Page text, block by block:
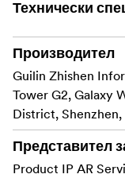
температура и
контроли.
С включен режим
да бъдат
Например като
Технически
Производител
Guilin Zhishen
Tower G2, Galaxy
District,
Представител
Product IP AR